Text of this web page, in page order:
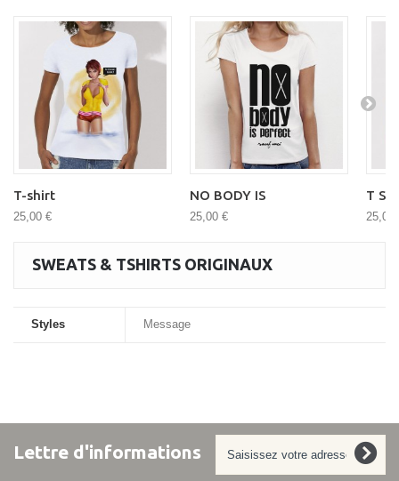
T-shirt
25,00 €
NO BODY IS
25,00 €
T
25,00
SWEATS & TSHIRTS ORIGINAUX
Styles Message
Lettre d'informations